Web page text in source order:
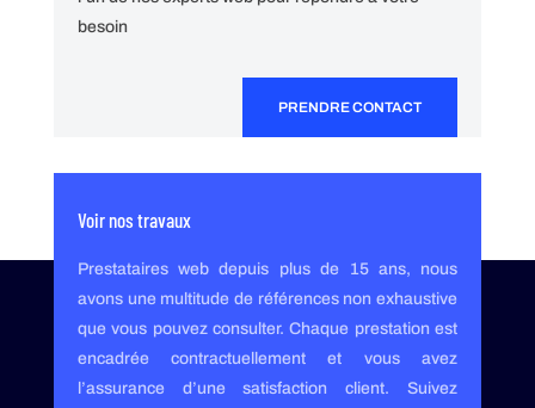
besoin
PRENDRE CONTACT
Voir nos travaux
Prestataires web depuis plus de 15 ans, nous
avons une multitude de références non exhaustive
que vous pouvez consulter. Chaque prestation est
encadrée contractuellement et vous avez
l’assurance d’une satisfaction client. Suivez